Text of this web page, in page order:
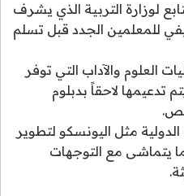
لوزارة التربية الذي يشرف
للمعلمين الجدد قبل تسلم
العلوم والآداب التي توفر
تدعيمها لاحقاً بدبلوم
مثل اليونسكو لتطوير
يتماشى مع التوجهات